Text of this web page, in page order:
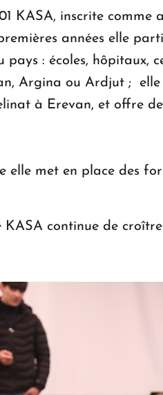
KASA, inscrite comme
années elle
pays : écoles, hôpitaux,
Argina ou Ardjut ; elle
à Erevan, et offre
elle met en place des
KASA continue de